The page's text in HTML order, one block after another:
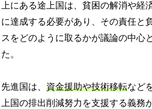
上にある途上国は、貧困の解消や経
に達成する必要があり、その責任と
スをどのように取るかが議論の中心
た。
先進国は、資金援助や技術移転など
上国の排出削減努力を支援する義務